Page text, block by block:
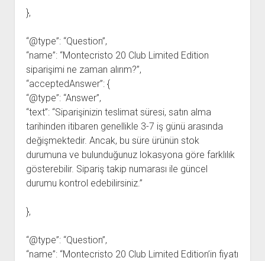
},
“@type”: “Question”,
“name”: “Montecristo 20 Club Limited Edition
siparişimi ne zaman alırım?”,
“acceptedAnswer”: {
“@type”: “Answer”,
“text”: “Siparişinizin teslimat süresi, satın alma
tarihinden itibaren genellikle 3-7 iş günü arasında
değişmektedir. Ancak, bu süre ürünün stok
durumuna ve bulunduğunuz lokasyona göre farklılık
gösterebilir. Sipariş takip numarası ile güncel
durumu kontrol edebilirsiniz.”
},
“@type”: “Question”,
“name”: “Montecristo 20 Club Limited Edition’in fiyatı